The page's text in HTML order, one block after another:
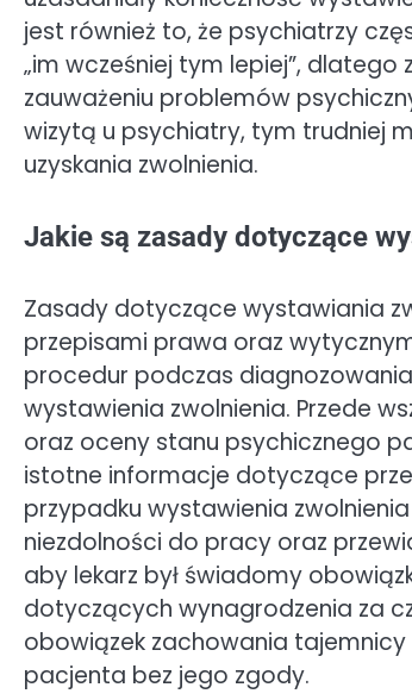
jest również to, że psychiatrzy
„im wcześniej tym lepiej”,
zauważeniu problemów
wizytą u psychiatry, tym trudniej
uzyskania zwolnienia.
Jakie są zasady dotyczące
Zasady dotyczące wystawiania
przepisami prawa oraz
procedur podczas
wystawienia zwolnienia. Przede
oraz oceny stanu psychicznego
istotne informacje dotyczące
przypadku wystawienia
niezdolności do pracy oraz
aby lekarz był świadomy
dotyczących wynagrodzenia za
obowiązek zachowania
pacjenta bez jego zgody.